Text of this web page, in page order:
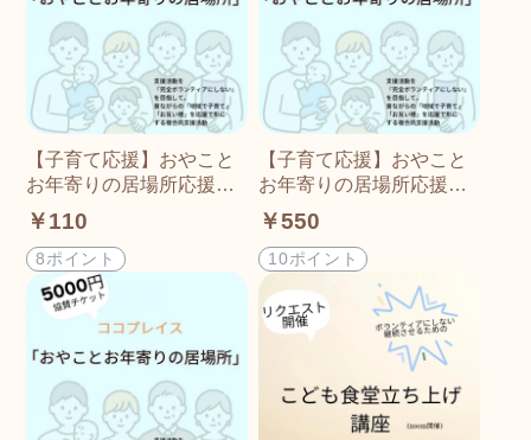
【子育て応援】おやこと
お年寄りの居場所応援チ
ケット（100円)
￥110
8ポイント
【子育て応援】おやこと
お年寄りの居場所応援チ
ケット(500円)
￥550
10ポイント